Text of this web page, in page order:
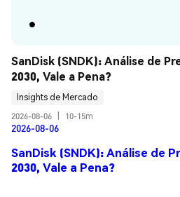
SanDisk (SNDK): Análise de
2030, Vale a Pena?
Insights de Mercado
2026-08-06
10-15m
2026-08-06
SanDisk (SNDK): Análise de
2030, Vale a Pena?